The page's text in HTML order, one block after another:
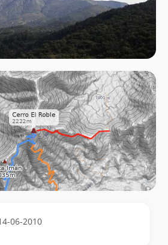
06-2010